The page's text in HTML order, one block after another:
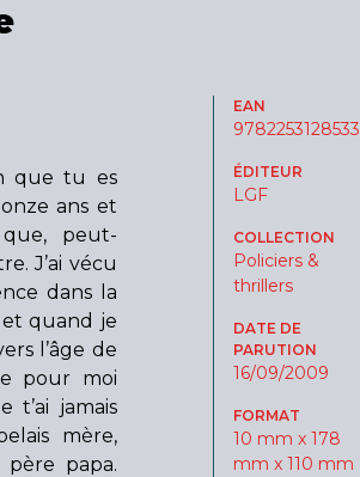
que tu es
ans et
que, peut-
J’ai vécu
dans la
et quand je
l’âge de
pour moi
t’ai jamais
mère,
père papa.
EAN
9782253128533
ÉDITEUR
LGF
COLLECTION
Policiers &
thrillers
DATE DE
PARUTION
16/09/2009
FORMAT
10 mm x 178
mm x 110 mm